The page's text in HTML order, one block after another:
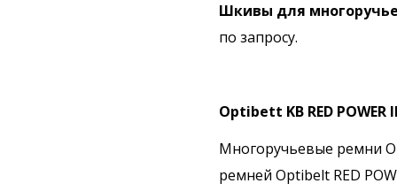
Шкивы для
по запросу.
Optibett KB RED POWER
Многоручьевые ремни
ремней Optibelt RED